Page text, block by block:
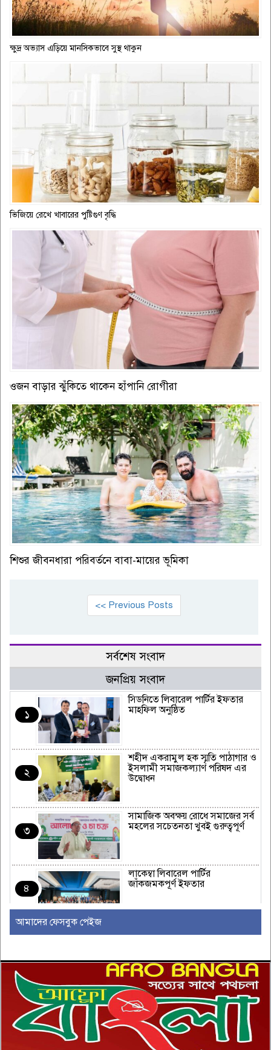
ক্ষুদ্র অভ্যাস এড়িয়ে মানসিকভাবে সুস্থ থাকুন
ভিজিয়ে রেখে খাবারের পুষ্টিগুণ বৃদ্ধি
ওজন বাড়ার ঝুঁকিতে থাকেন হাঁপানি রোগীরা
শিশুর জীবনধারা পরিবর্তনে বাবা-মায়ের ভূমিকা
<< Previous Posts
সর্বশেষ সংবাদ
জনপ্রিয় সংবাদ
১
সিডনিতে লিবারেল পার্টির ইফতার
মাহফিল অনুষ্ঠিত
২
শহীদ একরামুল হক স্মৃতি পাঠাগার ও
ইসলামী সমাজকল্যাণ পরিষদ এর
উদ্বোধন
৩
সামাজিক অবক্ষয় রোধে সমাজের সর্ব
মহলের সচেতনতা খুবই গুরুত্বপূর্ণ
৪
লাকেম্বা লিবারেল পার্টির
জাঁকজমকপূর্ণ ইফতার
অস্ট্রেলিয়ার রিয়েল এস্টেট এবং
৬
ইউরোপীয় ইউনিয়নভুক্ত রাষ্ট্রদূতদের
সঙ্গে জামায়াতে আমিরের বৈঠক
আমাদের ফেসবুক পেইজ